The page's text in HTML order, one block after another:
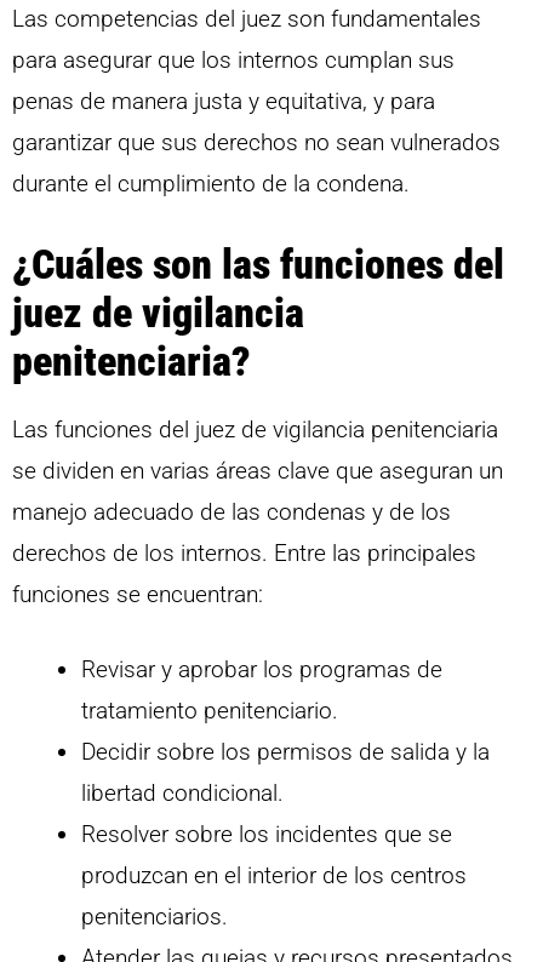
Las competencias del juez son fundamentales
para asegurar que los internos cumplan sus
penas de manera justa y equitativa, y para
garantizar que sus derechos no sean vulnerados
durante el cumplimiento de la condena.
¿Cuáles son las funciones del
juez de vigilancia
penitenciaria?
Las funciones del juez de vigilancia penitenciaria
se dividen en varias áreas clave que aseguran un
manejo adecuado de las condenas y de los
derechos de los internos. Entre las principales
funciones se encuentran:
Revisar y aprobar los programas de
tratamiento penitenciario.
Decidir sobre los permisos de salida y la
libertad condicional.
Resolver sobre los incidentes que se
produzcan en el interior de los centros
penitenciarios.